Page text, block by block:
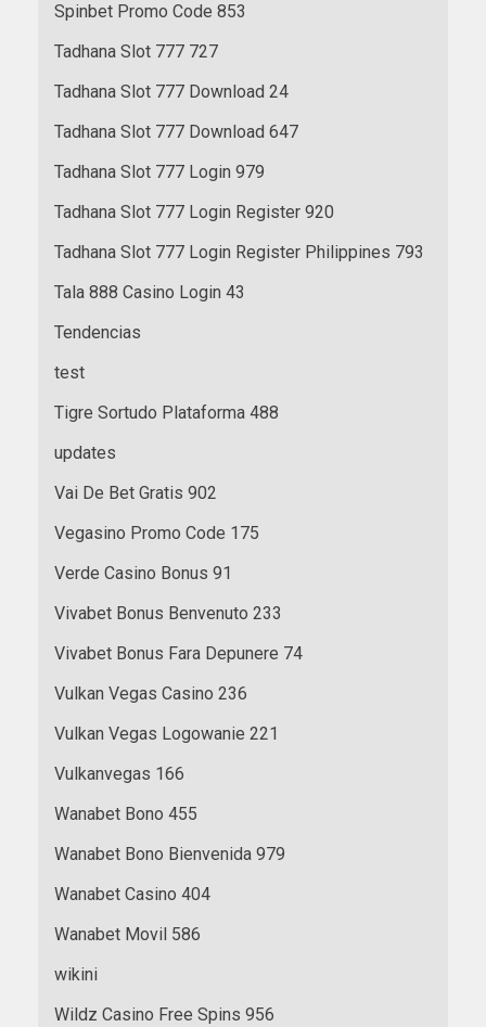
Spinbet Promo Code 853
Tadhana Slot 777 727
Tadhana Slot 777 Download 24
Tadhana Slot 777 Download 647
Tadhana Slot 777 Login 979
Tadhana Slot 777 Login Register 920
Tadhana Slot 777 Login Register Philippines 793
Tala 888 Casino Login 43
Tendencias
test
Tigre Sortudo Plataforma 488
updates
Vai De Bet Gratis 902
Vegasino Promo Code 175
Verde Casino Bonus 91
Vivabet Bonus Benvenuto 233
Vivabet Bonus Fara Depunere 74
Vulkan Vegas Casino 236
Vulkan Vegas Logowanie 221
Vulkanvegas 166
Wanabet Bono 455
Wanabet Bono Bienvenida 979
Wanabet Casino 404
Wanabet Movil 586
wikini
Wildz Casino Free Spins 956